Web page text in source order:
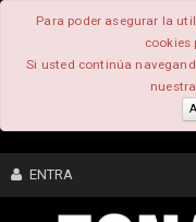
Para poder asegurar la
cookies
Si usted continúa
ENTRA